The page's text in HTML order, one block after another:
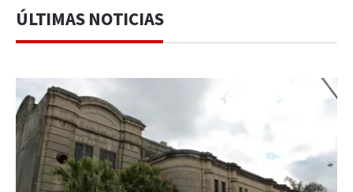
ÚLTIMAS NOTICIAS